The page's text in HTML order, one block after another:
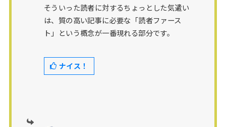
そういった読者に対するちょっとした気遣い
は、質の高い記事に必要な「読者ファース
ト」という概念が一番現れる部分です。
ナイス！